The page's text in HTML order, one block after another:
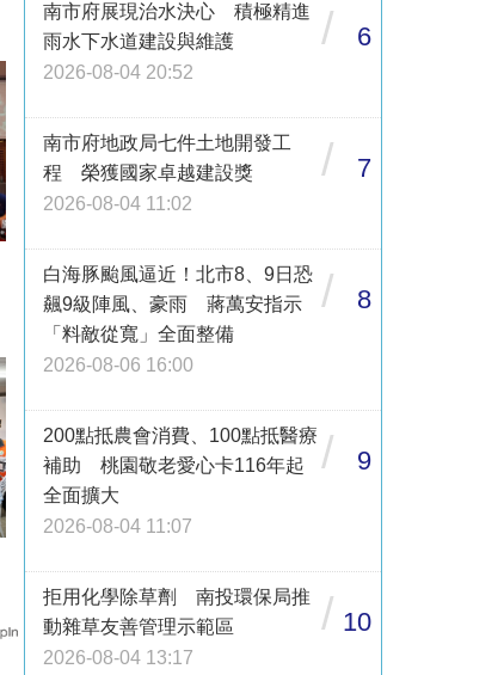
南市府展現治水決心 積極精進
雨水下水道建設與維護
2026-08-04 20:52
/ 6
南市府地政局七件土地開發工
程 榮獲國家卓越建設獎
2026-08-04 11:02
/ 7
白海豚颱風逼近！北市8、9日恐
飆9級陣風、豪雨 蔣萬安指示
「料敵從寬」全面整備
2026-08-06 16:00
/ 8
200點抵農會消費、100點抵醫療
補助 桃園敬老愛心卡116年起
全面擴大
2026-08-04 11:07
/ 9
拒用化學除草劑 南投環保局推
動雜草友善管理示範區
2026-08-04 13:17
/ 10